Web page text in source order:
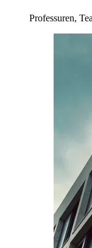
Professuren,